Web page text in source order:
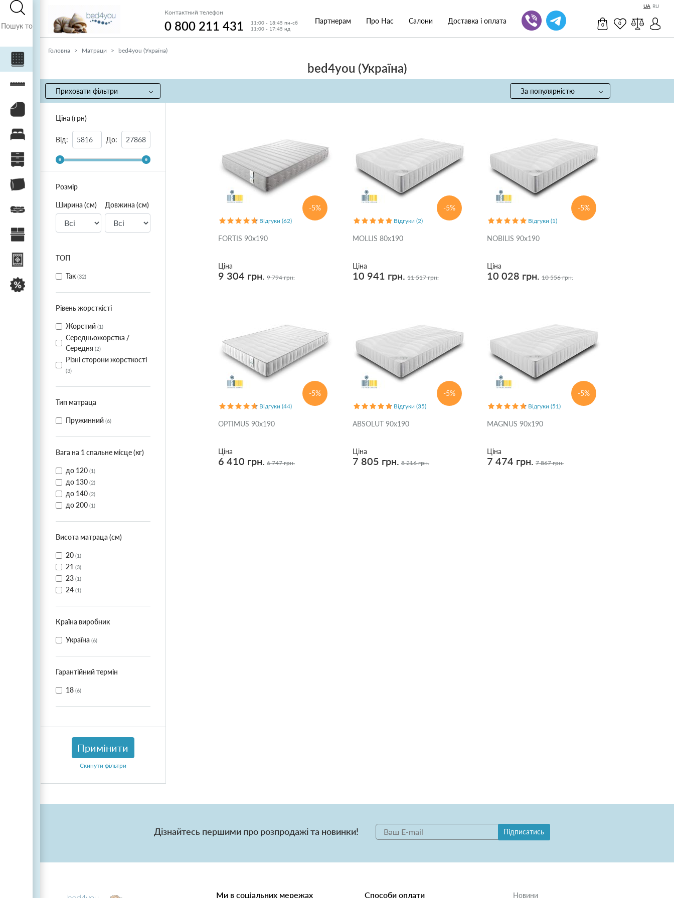
Топери / футони
Тумби, комоди, пуфи
Подушки
Ковдри
Текстиль для спальні
Килими
Контактний телефон
0 800 211 431
11:00 - 18:45 пн-сб
11:00 - 17:45 нд
Партнерам Про Нас Салони Доставка і оплата
UA RU
0 0
Головна Матраци bed4you (Україна)
bed4you (Україна)
Приховати фільтри За популярністю
Ціна (грн)
Від: До:
Розмір
Ширина (см) Довжина (см)
ТОП
Так (32)
Рівень жорсткісті
Жорстий (1)
Середньожорстка /
Середня (2)
Різні сторони жорсткості
(3)
Тип матраца
Пружинний (6)
Вага на 1 спальне місце (кг)
до 120 (1)
до 130 (2)
до 140 (2)
до 200 (1)
Висота матраца (см)
20 (1)
21 (3)
23 (1)
24 (1)
Країна виробник
Україна (6)
Гарантійний термін
18 (6)
Скинути фільтри
Примінити
-5%
Відгуки (62)
FORTIS 90x190
Ціна
9 304 грн. 9 794 грн.
-5%
Відгуки (2)
MOLLIS 80x190
Ціна
10 941 грн. 11 517 грн.
-5%
Відгуки (1)
NOBILIS 90x190
Ціна
10 028 грн. 10 556 грн.
-5%
Відгуки (44)
OPTIMUS 90x190
Ціна
6 410 грн. 6 747 грн.
-5%
Відгуки (35)
ABSOLUT 90x190
Ціна
7 805 грн. 8 216 грн.
-5%
Відгуки (51)
MAGNUS 90x190
Ціна
7 474 грн. 7 867 грн.
Дізнайтесь першими про розпродажі та новинки! Підписатись
Ми в соціальних мережах Способи оплати Новини